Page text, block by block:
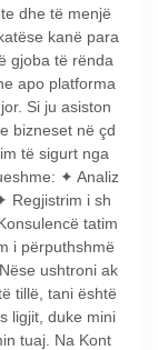
dhe të menjë
kanë para
gjoba të rënda
apo platforma
Si ju asiston
bizneset në çd
të sigurt nga
✦ Analiz
Regjistrim i sh
tatim
i përputhshmë
ushtroni ak
tillë, tani është
ligjit, duke mini
tuaj. Na Kont